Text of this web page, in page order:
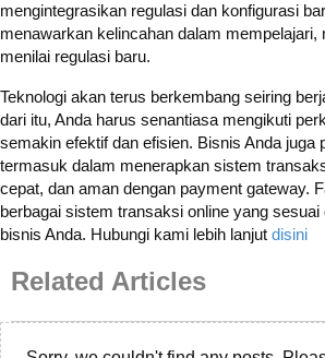
mengintegrasikan regulasi dan konfigurasi
menawarkan kelincahan dalam mempelajari,
menilai regulasi baru.
Teknologi akan terus berkembang seiring
dari itu, Anda harus senantiasa mengikuti
semakin efektif dan efisien. Bisnis Anda juga
termasuk dalam menerapkan sistem
cepat, dan aman dengan payment gateway.
berbagai sistem transaksi online yang sesuai
bisnis Anda. Hubungi kami lebih lanjut disini
Related Articles